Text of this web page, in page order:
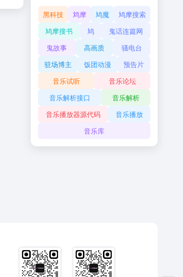
黑科技 鸩摩 鸠魔
鸠摩搜索
鸠摩搜书
鸠
鬼话连篇网
鬼故事
高画质
骚电台
驻场博主
饭团动漫
预告片
音乐试听
音乐论坛
音乐解析接口
音乐解析
音乐播放器源代码
音乐播放
音乐库